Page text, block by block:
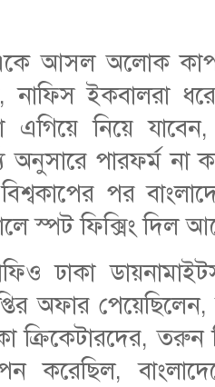
আসল অলোক
ইকবালরা
এগিয়ে নিয়ে যাবেন,
অনুসারে পারফর্ম
পর
স্পট ফিক্সিং দিল
ঢাকা
অফার
ক্রিকেটারদের, তরুন
করেছিল,